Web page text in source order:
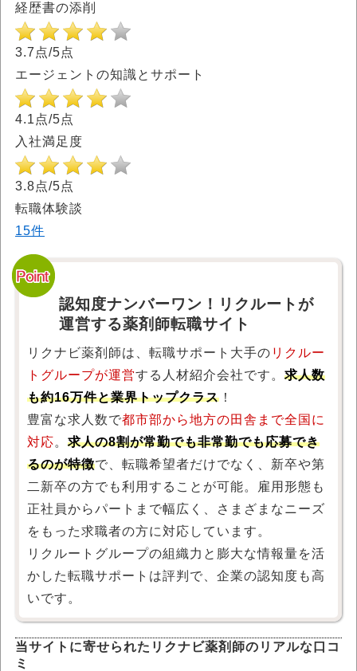
経歴書の添削
3.7点/5点
エージェントの知識とサポート
4.1点/5点
入社満足度
3.8点/5点
転職体験談
15件
認知度ナンバーワン！リクルートが
運営する薬剤師転職サイト
リクナビ薬剤師は、転職サポート大手の リクルー
トグループが運営する人材紹介会社です。 求人数
も約16万件と業界トップクラス ！
豊富な求人数で都市部から地方の田舎まで全国に
対応。 求人の8割が常勤でも非常勤でも応募でき
るのが特徴で、転職希望者だけでなく、新卒や第
二新卒の方でも利用することが可能。雇用形態も
正社員からパートまで幅広く、さまざまなニーズ
をもった求職者の方に対応しています。
リクルートグループの組織力と膨大な情報量を活
かした転職サポートは評判で、企業の認知度も高
いです。
当サイトに寄せられたリクナビ薬剤師のリアルな口コ
ミ